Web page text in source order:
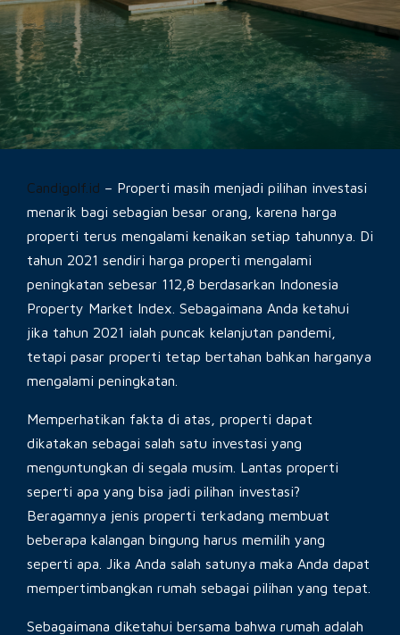
Candigolf.id – Properti masih menjadi pilihan investasi
menarik bagi sebagian besar orang, karena harga
properti terus mengalami kenaikan setiap tahunnya. Di
tahun 2021 sendiri harga properti mengalami
peningkatan sebesar 112,8 berdasarkan Indonesia
Property Market Index. Sebagaimana Anda ketahui
jika tahun 2021 ialah puncak kelanjutan pandemi,
tetapi pasar properti tetap bertahan bahkan harganya
mengalami peningkatan.
Memperhatikan fakta di atas, properti dapat
dikatakan sebagai salah satu investasi yang
menguntungkan di segala musim. Lantas properti
seperti apa yang bisa jadi pilihan investasi?
Beragamnya jenis properti terkadang membuat
beberapa kalangan bingung harus memilih yang
seperti apa. Jika Anda salah satunya maka Anda dapat
mempertimbangkan rumah sebagai pilihan yang tepat.
Sebagaimana diketahui bersama bahwa rumah adalah